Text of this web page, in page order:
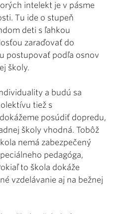
intelekt je v pásme
Tu ide o stupeň
deti s ľahkou
zaraďovať do
postupovať podľa osnov
školy.
a budú sa
tiež s
posúdiť dopredu,
školy vhodná. Tobôž
nemá zabezpečený
pedagóga,
to škola dokáže
vzdelávanie aj na bežnej